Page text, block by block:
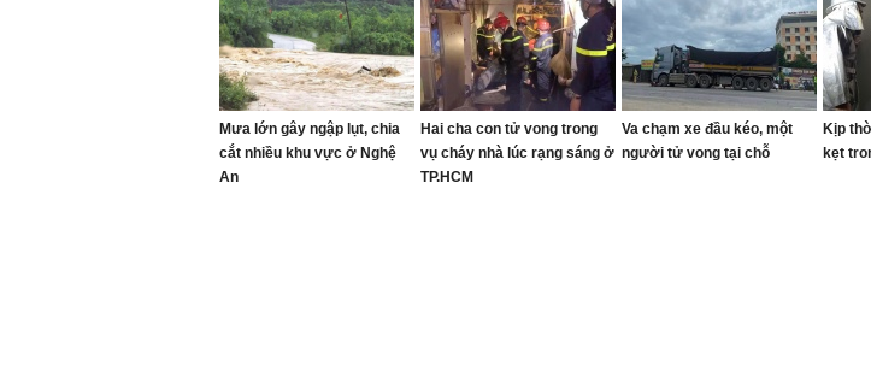
Mưa lớn gây ngập lụt, chia
cắt nhiều khu vực ở Nghệ
An
Hai cha con tử vong trong
vụ cháy nhà lúc rạng sáng ở
TP.HCM
Va chạm xe đầu kéo, một
người tử vong tại chỗ
Kịp
kẹt